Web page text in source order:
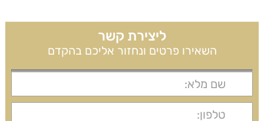
ליצירת קשר
השאירו פרטים ונחזור אליכם בהקדם